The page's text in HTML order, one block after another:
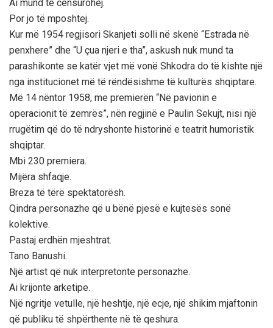
Ai mund të censurohej.
Por jo të mposhtej.
Kur më 1954 regjisori Skanjeti solli në skenë “Estrada në
penxhere” dhe “U çua njeri e tha”, askush nuk mund ta
parashikonte se katër vjet më vonë Shkodra do të kishte një
nga institucionet më të rëndësishme të kulturës shqiptare.
Më 14 nëntor 1958, me premierën “Në pavionin e
operacionit të zemrës”, nën regjinë e Paulin Sekujt, nisi një
rrugëtim që do të ndryshonte historinë e teatrit humoristik
shqiptar.
Mbi 230 premiera.
Mijëra shfaqje.
Breza të tërë spektatorësh.
Qindra personazhe që u bënë pjesë e kujtesës sonë
kolektive.
Pastaj erdhën mjeshtrat.
Tano Banushi.
Një artist që nuk interpretonte personazhe.
Ai krijonte arketipe.
Një ngritje vetulle, një heshtje, një ecje, një shikim mjaftonin
që publiku të shpërthente në të qeshura.